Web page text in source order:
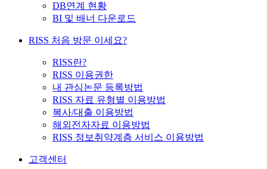
DB연계 현황
BI 및 배너 다운로드
RISS 처음 방문 이세요?
RISS란?
RISS 이용권한
내 관심논문 등록방법
RISS 자료 유형별 이용방법
복사/대출 이용방법
해외전자자료 이용방법
RISS 정보취약계층 서비스 이용방법
고객센터